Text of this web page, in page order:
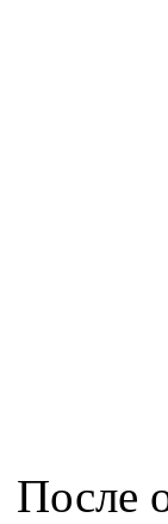
После